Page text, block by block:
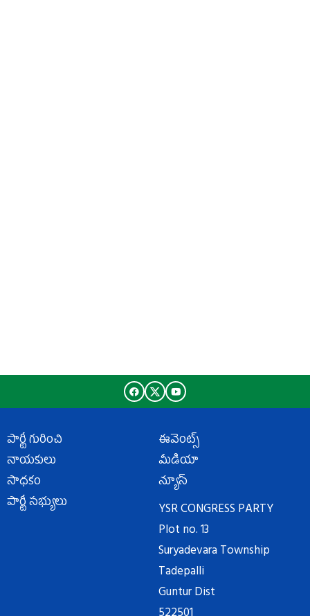
పార్టీ గురించి
నాయకులు
సాధకం
పార్టీ సభ్యులు
ఈవెంట్స్
మీడియా
న్యూస్
YSR CONGRESS PARTY
Plot no. 13
Suryadevara Township
Tadepalli
Guntur Dist